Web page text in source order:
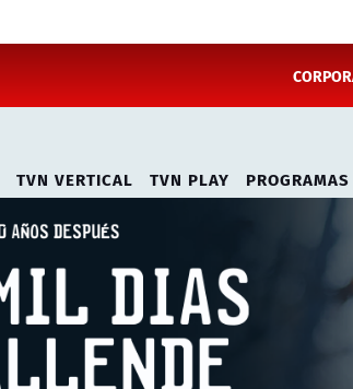
TVN VERTICAL TVN PLAY PROGRAMAS